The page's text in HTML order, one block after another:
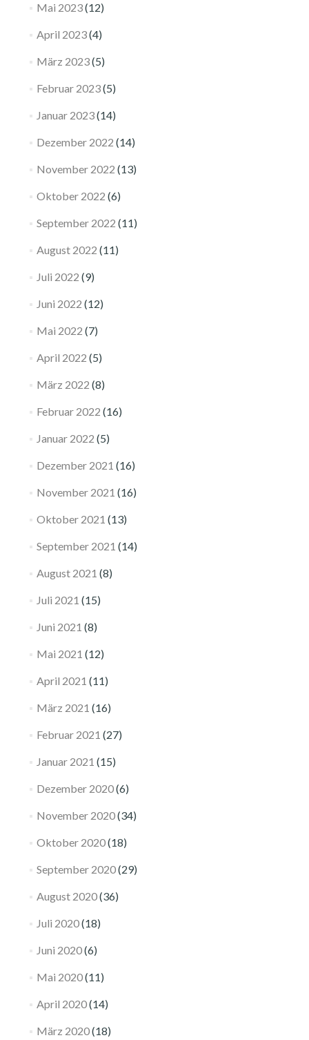
Mai 2023(12)
April 2023(4)
März 2023(5)
Februar 2023(5)
Januar 2023(14)
Dezember 2022 (14)
November 2022 (13)
Oktober 2022 (6)
September 2022 (11)
August 2022 (11)
Juli 2022 (9)
Juni 2022 (12)
Mai 2022 (7)
April 2022 (5)
März 2022 (8)
Februar 2022 (16)
Januar 2022 (5)
Dezember 2021 (16)
November 2021 (16)
Oktober 2021 (13)
September 2021 (14)
August 2021 (8)
Juli 2021 (15)
Juni 2021 (8)
Mai 2021 (12)
April 2021 (11)
März 2021 (16)
Februar 2021 (27)
Januar 2021 (15)
Dezember 2020(6)
November 2020(34)
Oktober 2020(18)
September 2020(29)
August 2020(36)
Juli 2020(18)
Juni 2020(6)
Mai 2020(11)
April 2020(14)
März 2020(18)